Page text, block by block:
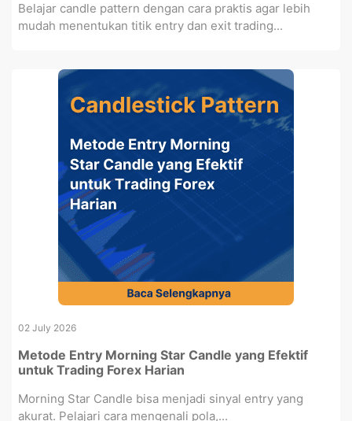
Belajar candle pattern dengan cara praktis agar lebih
mudah menentukan titik entry dan exit trading...
02 July 2026
Metode Entry Morning Star Candle yang Efektif
untuk Trading Forex Harian
Morning Star Candle bisa menjadi sinyal entry yang
akurat. Pelajari cara mengenali pola,...